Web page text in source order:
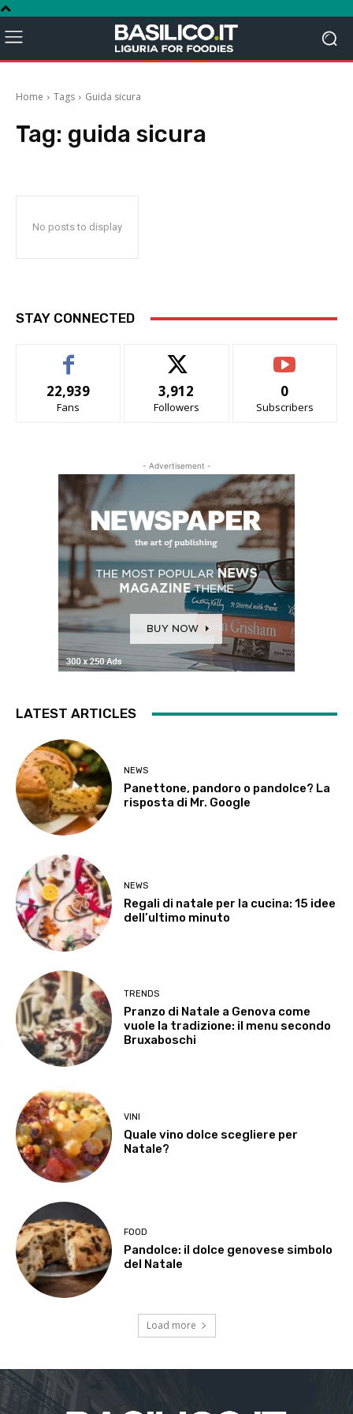
Home Tags Guida sicura
Tag: guida sicura
No posts to display
STAY CONNECTED
22,939
Fans
3,912
Followers
0
Subscribers
- Advertisement -
LATEST ARTICLES
NEWS
Panettone, pandoro o pandolce? La
risposta di Mr. Google
NEWS
Regali di natale per la cucina: 15 idee
dell’ultimo minuto
TRENDS
Pranzo di Natale a Genova come
vuole la tradizione: il menu secondo
Bruxaboschi
VINI
Quale vino dolce scegliere per
Natale?
FOOD
Pandolce: il dolce genovese simbolo
del Natale
Load more